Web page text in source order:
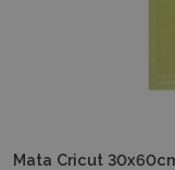
Mata Cricut